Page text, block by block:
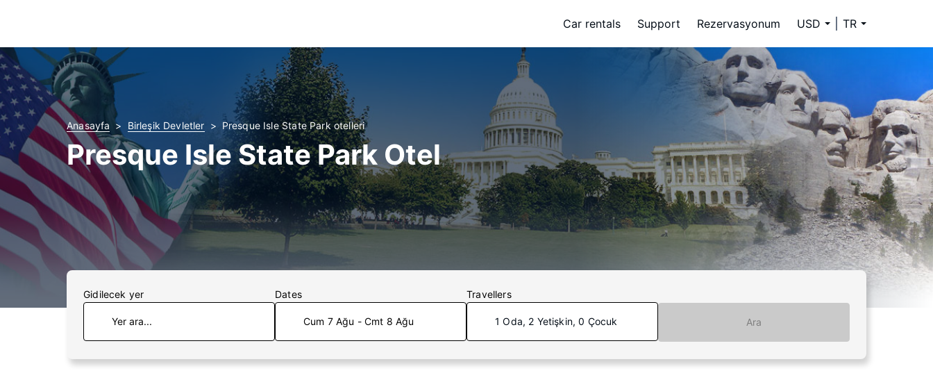
Car rentals Support Rezervasyonum USD TR
Anasayfa Birleşik Devletler Presque Isle State Park otelleri
Presque Isle State Park Otel
Gidilecek yer Dates
Cum 7 Ağu - Cmt 8 Ağu
Travellers
1 Oda, 2 Yetişkin, 0 Çocuk Ara